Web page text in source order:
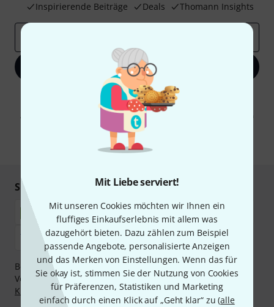
Mit Liebe serviert!
Mit unseren Cookies möchten wir Ihnen ein
fluffiges Einkaufserlebnis mit allem was
dazugehört bieten. Dazu zählen zum Beispiel
passende Angebote, personalisierte Anzeigen
und das Merken von Einstellungen. Wenn das für
Sie okay ist, stimmen Sie der Nutzung von Cookies
für Präferenzen, Statistiken und Marketing
einfach durch einen Klick auf „Geht klar“ zu (alle
Inspirierende Beiträge
Deals Thomann Insights
Jetzt anmelden
Mit Klick auf „Jetzt anmelden“ stimmen Sie dem Erhalt von E-Mail-
Werbung und einer Messung des E-Mail-Nutzungsverhaltens zu. Die
Abmeldung ist jederzeit möglich. Weitere Informationen finden Sie in
unseren
Datenschutzhinweisen
* Pflichtfeld
Sicher einkaufen & bezahlen
Bezahlen Sie vertraulich und sicher per Nachnahme,
Vorkasse, PayPal, Amazon Pay,Klarna Sofort bezahlen,
Klarna Ratenzahlungoder Kreditkarte.